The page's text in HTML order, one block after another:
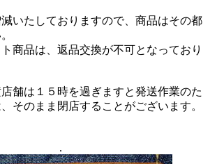
いたしておりますので、商品はその都
商品は、返品交換が不可となっており
舗は１５時を過ぎますと発送作業のた
そのまま閉店することがございます。
.